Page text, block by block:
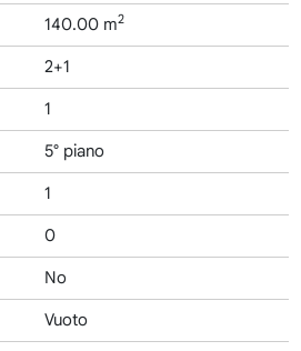
140.00 m2
2+1
1
5° piano
1
0
No
Vuoto